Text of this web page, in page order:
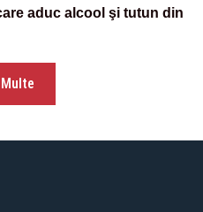
aduc alcool şi tutun din